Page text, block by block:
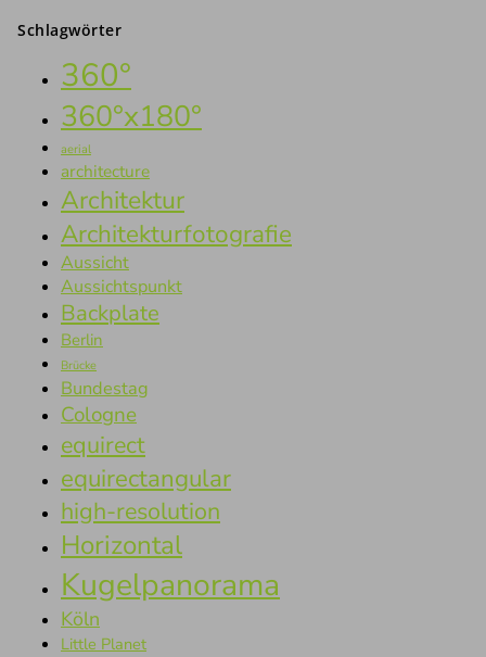
Schlagwörter
360°
360°x180°
aerial
architecture
Architektur
Architekturfotografie
Aussicht
Aussichtspunkt
Backplate
Berlin
Brücke
Bundestag
Cologne
equirect
equirectangular
high-resolution
Horizontal
Kugelpanorama
Köln
Little Planet